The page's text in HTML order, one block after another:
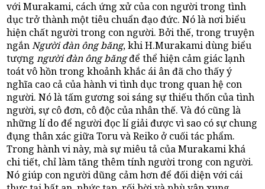
với Murakami, cách ứng xử của con người trong tình
dục trở thành một tiêu chuẩn đạo đức. Nó là nơi biểu
hiện chất người trong con người. Bởi thế, trong truyện
ngắnNgười đàn ông băng, khi H.Murakami dùng biểu
tượng người đàn ông băngđể thể hiện cảm giác lạnh
toát vô hồn trong khoảnh khắc ái ân đã cho thấy ý
nghĩa cao cả của hành vi tình dục trong quan hệ con
người. Nó là tấm gương soi sáng sự thiếu thốn của tình
người, sự cô đơn, cô độc của nhân thế. Và đó cũng là
những lí do để người đọc lí giải được vì sao có sự chung
đụng thân xác giữa Toru và Reiko ở cuối tác phẩm.
Trong hành vi này, mà sự miêu tả của Murakami khá
chi tiết, chỉ làm tăng thêm tính người trong con người.
Nó giúp con người dũng cảm hơn để đối diện với cái